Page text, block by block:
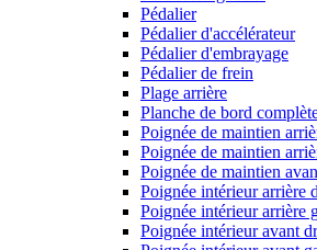
Pédalier
Pédalier d'accélérateur
Pédalier d'embrayage
Pédalier de frein
Plage arrière
Planche de bord
Poignée de maintien
Poignée de maintien
Poignée de maintien
Poignée intérieur arrière
Poignée intérieur arrière
Poignée intérieur avant